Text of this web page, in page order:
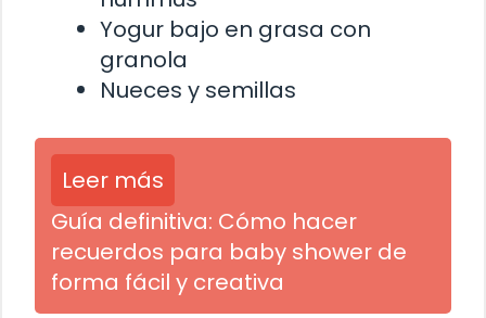
Yogur bajo en grasa con
granola
Nueces y semillas
Leer más
Guía definitiva: Cómo hacer
recuerdos para baby shower de
forma fácil y creativa